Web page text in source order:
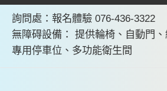
詢問處：報名體驗 076-436-3322
無障碍設備： 提供輪椅、自動門
專用停車位、多功能衛生間